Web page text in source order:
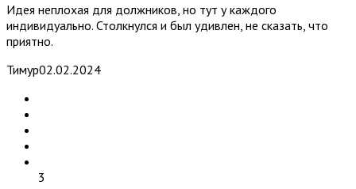
Идея неплохая для должников, но тут у каждого
индивидуально. Столкнулся и был удивлен, не сказать, что
приятно.
Тимур02.02.2024
3